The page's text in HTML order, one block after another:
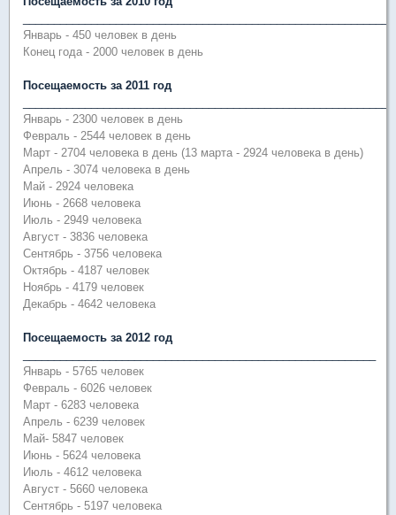
Январь - 450 человек в день
Конец года - 2000 человек в день
Посещаемость за 2011 год
Январь - 2300 человек в день
Февраль - 2544 человек в день
Март - 2704 человека в день (13 марта - 2924 человека в день)
Апрель - 3074 человека в день
Май - 2924 человека
Июнь - 2668 человека
Июль - 2949 человека
Август - 3836 человека
Сентябрь - 3756 человека
Октябрь - 4187 человек
Ноябрь - 4179 человек
Декабрь - 4642 человека
Посещаемость за 2012 год
Январь - 5765 человек
Февраль - 6026 человек
Март - 6283 человека
Апрель - 6239 человек
Май- 5847 человек
Июнь - 5624 человека
Июль - 4612 человека
Август - 5660 человека
Сентябрь - 5197 человека